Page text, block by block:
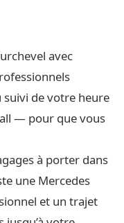
avec
suivi de votre heure
— pour que vous
à porter dans
une Mercedes
et un trajet